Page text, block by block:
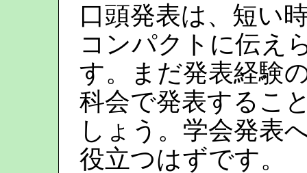
口頭発表は、短い
コンパクトに伝え
す。まだ発表経験
科会で発表するこ
しょう。学会発表
役立つはずです。